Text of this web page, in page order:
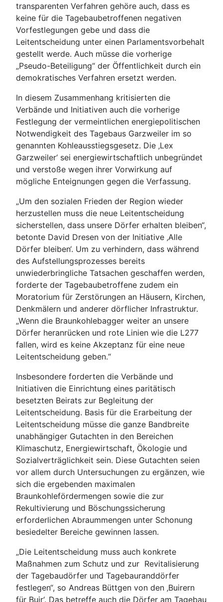
transparenten Verfahren gehöre auch, dass es
keine für die Tagebaubetroffenen negativen
Vorfestlegungen gebe und dass die
Leitentscheidung unter einen Parlamentsvorbehalt
gestellt werde. Auch müsse die vorherige
„Pseudo-Beteiligung“ der Öffentlichkeit durch ein
demokratisches Verfahren ersetzt werden.
In diesem Zusammenhang kritisierten die
Verbände und Initiativen auch die vorherige
Festlegung der vermeintlichen energiepolitischen
Notwendigkeit des Tagebaus Garzweiler im so
genannten Kohleausstiegsgesetz. Die ‚Lex
Garzweiler‘ sei energiewirtschaftlich unbegründet
und verstoße wegen ihrer Vorwirkung auf
mögliche Enteignungen gegen die Verfassung.
„Um den sozialen Frieden der Region wieder
herzustellen muss die neue Leitentscheidung
sicherstellen, dass unsere Dörfer erhalten bleiben“,
betonte David Dresen von der Initiative ‚Alle
Dörfer bleiben‘. Um zu verhindern, dass während
des Aufstellungsprozesses bereits
unwiederbringliche Tatsachen geschaffen werden,
forderte der Tagebaubetroffene zudem ein
Moratorium für Zerstörungen an Häusern, Kirchen,
Denkmälern und anderer dörflicher Infrastruktur.
„Wenn die Braunkohlebagger weiter an unsere
Dörfer heranrücken und rote Linien wie die L277
fallen, wird es keine Akzeptanz für eine neue
Leitentscheidung geben.“
Insbesondere forderten die Verbände und
Initiativen die Einrichtung eines paritätisch
besetzten Beirats zur Begleitung der
Leitentscheidung. Basis für die Erarbeitung der
Leitentscheidung müsse die ganze Bandbreite
unabhängiger Gutachten in den Bereichen
Klimaschutz, Energiewirtschaft, Ökologie und
Sozialverträglichkeit sein. Diese Gutachten seien
vor allem durch Untersuchungen zu ergänzen, wie
sich die ergebenden maximalen
Braunkohlefördermengen sowie die zur
Rekultivierung und Böschungssicherung
erforderlichen Abraummengen unter Schonung
besiedelter Bereiche gewinnen lassen.
„Die Leitentscheidung muss auch konkrete
Maßnahmen zum Schutz und zur Revitalisierung
der Tagebaudörfer und Tagebauranddörfer
festlegen“, so Andreas Büttgen von den ‚Buirern
für Buir‘. Das betreffe auch die Dörfer am Tagebau